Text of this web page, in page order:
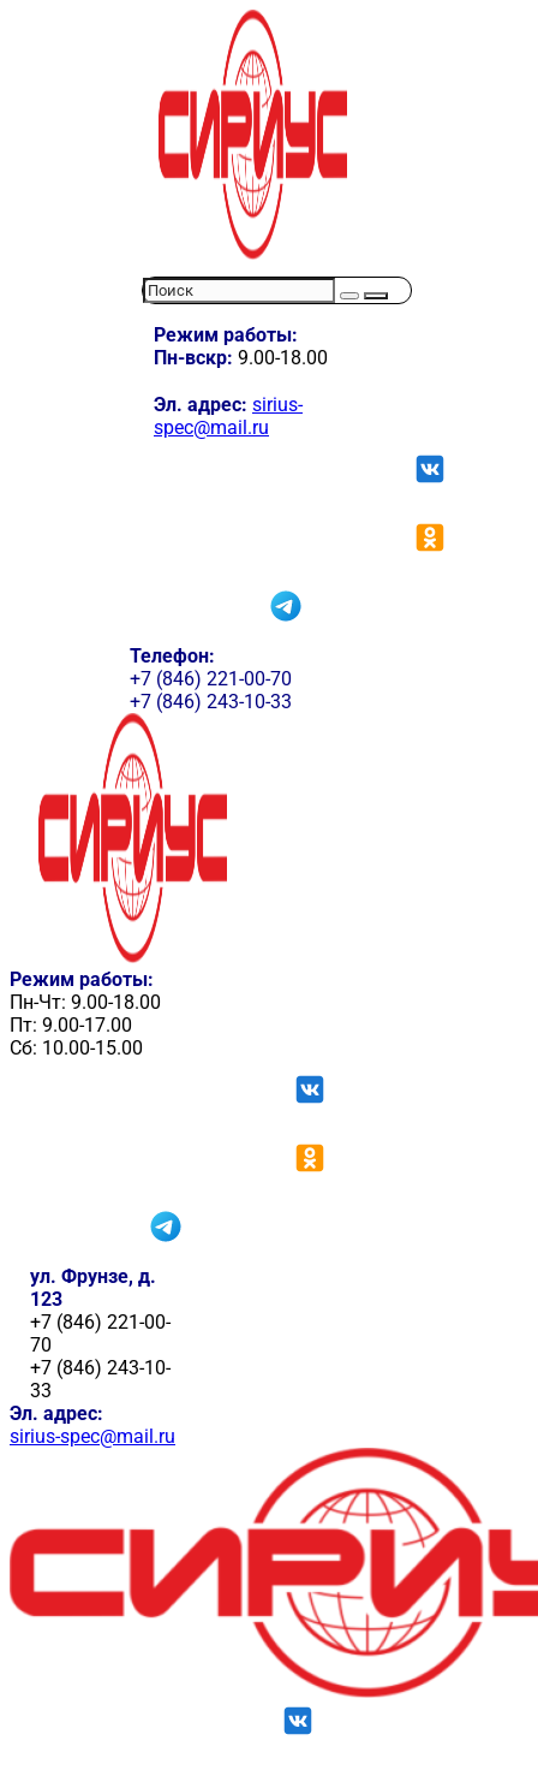
Режим работы:
Пн-вскр: 9.00-18.00
Эл. адрес: sirius-
spec@mail.ru
Телефон:
+7 (846) 221-00-70
+7 (846) 243-10-33
Режим работы:
Пн-Чт: 9.00-18.00
Пт: 9.00-17.00
Сб: 10.00-15.00
ул. Фрунзе, д.
123
+7 (846) 221-00-
70
+7 (846) 243-10-
33
Эл. адрес:
sirius-spec@mail.ru